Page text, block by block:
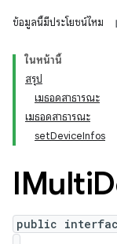
ข้อมูลนี้มีประโยชน์ไหม
ในหน้านี้
สรุป
เมธอดสาธารณะ
เมธอดสาธารณะ
setDeviceInfos
IMulti
public